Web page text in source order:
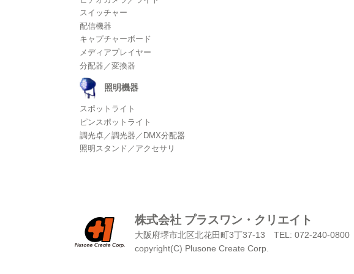
スイッチャー
配信機器
キャプチャーボード
メディアプレイヤー
分配器／変換器
照明機器
スポットライト
ピンスポットライト
調光卓／調光器／DMX分配器
照明スタンド／アクセサリ
株式会社 プラスワン・クリエイト
大阪府堺市北区北花田町3丁37-13 TEL: 072-240-0800
copyright(C) Plusone Create Corp.